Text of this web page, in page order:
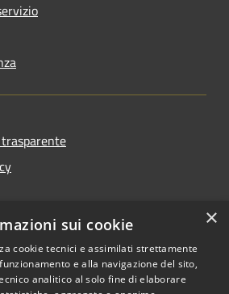
×
sui cookie
cookie tecnici e assimilati strettamente
e alla navigazione del sito,
analitico al solo fine di elaborare